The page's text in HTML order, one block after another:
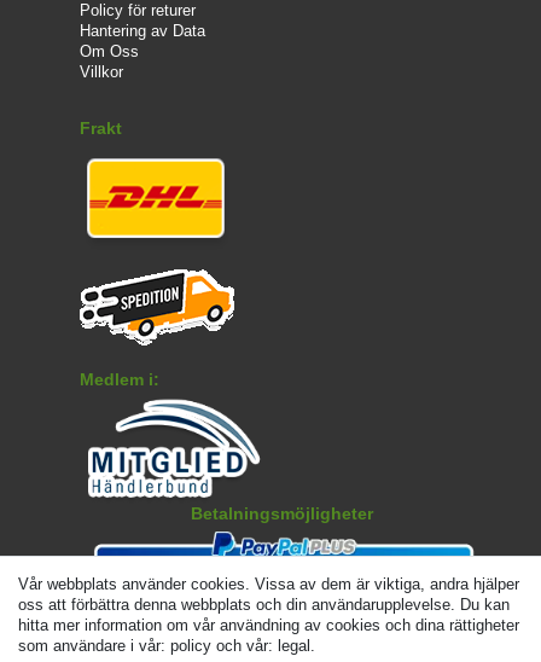
Policy för returer
Hantering av Data
Om Oss
Villkor
Frakt
Medlem i:
Betalningsmöjligheter
Vår webbplats använder cookies. Vissa av dem är viktiga, andra hjälper
oss att förbättra denna webbplats och din användarupplevelse. Du kan
hitta mer information om vår användning av cookies och dina rättigheter
som användare i vår: policy och vår: legal.